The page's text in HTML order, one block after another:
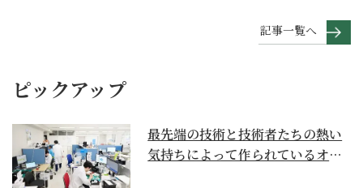
記事一覧へ
ピックアップ
最先端の技術と技術者たちの熱い
気持ちによって作られているオー